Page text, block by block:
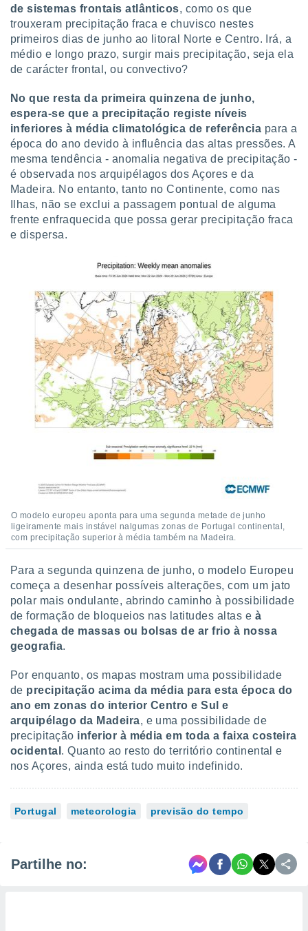
de sistemas frontais atlânticos, como os que
trouxeram precipitação fraca e chuvisco nestes
primeiros dias de junho ao litoral Norte e Centro. Irá, a
médio e longo prazo, surgir mais precipitação, seja ela
de carácter frontal, ou convectivo?
No que resta da primeira quinzena de junho,
espera-se que a precipitação registe níveis
inferiores à média climatológica de referência para a
época do ano devido à influência das altas pressões. A
mesma tendência - anomalia negativa de precipitação -
é observada nos arquipélagos dos Açores e da
Madeira. No entanto, tanto no Continente, como nas
Ilhas, não se exclui a passagem pontual de alguma
frente enfraquecida que possa gerar precipitação fraca
e dispersa.
O modelo europeu aponta para uma segunda metade de junho
ligeiramente mais instável nalgumas zonas de Portugal continental,
com precipitação superior à média também na Madeira.
Para a segunda quinzena de junho, o modelo Europeu
começa a desenhar possíveis alterações, com um jato
polar mais ondulante, abrindo caminho à possibilidade
de formação de bloqueios nas latitudes altas e à
chegada de massas ou bolsas de ar frio à nossa
geografia.
Por enquanto, os mapas mostram uma possibilidade
de precipitação acima da média para esta época do
ano em zonas do interior Centro e Sul e
arquipélago da Madeira, e uma possibilidade de
precipitação inferior à média em toda a faixa costeira
ocidental . Quanto ao resto do território continental e
nos Açores, ainda está tudo muito indefinido.
Portugal meteorologia previsão do tempo
Partilhe no: